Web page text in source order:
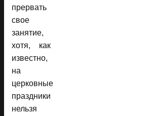
прервать
свое
занятие,
хотя, как
известно,
на
церковные
праздники
нельзя